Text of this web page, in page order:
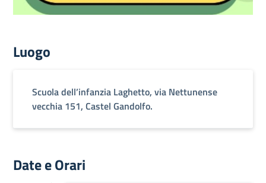
Luogo
Scuola dell’infanzia Laghetto, via Nettunense
vecchia 151, Castel Gandolfo.
Date e Orari